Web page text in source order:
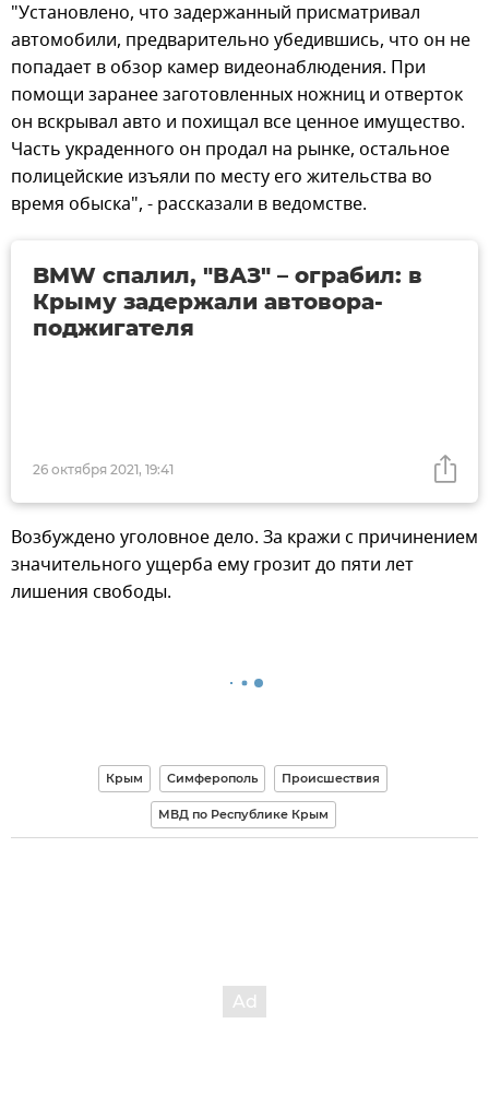
"Установлено, что задержанный присматривал
автомобили, предварительно убедившись, что он не
попадает в обзор камер видеонаблюдения. При
помощи заранее заготовленных ножниц и отверток
он вскрывал авто и похищал все ценное имущество.
Часть украденного он продал на рынке, остальное
полицейские изъяли по месту его жительства во
время обыска", - рассказали в ведомстве.
26 октября 2021, 19:41
BMW спалил, "ВАЗ" – ограбил: в
Крыму задержали автовора-
поджигателя
Возбуждено уголовное дело. За кражи с причинением
значительного ущерба ему грозит до пяти лет
лишения свободы.
Крым Симферополь Происшествия
МВД по Республике Крым